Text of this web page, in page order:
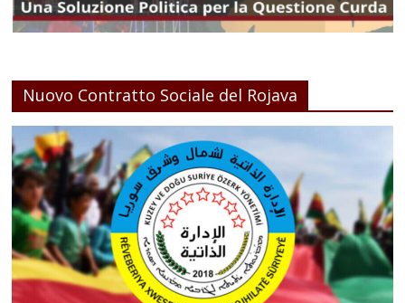
Nuovo Contratto Sociale del Rojava